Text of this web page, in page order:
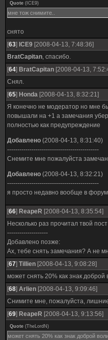
Quote ( ICE9)
мне тож снимите..
снято
[63] ICE9 [2008-04-13, 7:48:36]
BratCapitan, спасибо.
[64] BratCapitan [2008-04-13,
Снял.
[65] Honda [2008-04-13, 8:32:21]
Я конечно не модератор но мне
повышали на +1 а замечания
полностью как предупреждение
Добавлено (2008-04-13, 8:31:40)
---------------------------------------------
Снемите мне пожалуйста
Добавлено (2008-04-13, 8:32:21)
---------------------------------------------
я просто недавно вообще в
[66] ReapeR [2008-04-13, 8:35:54]
Несколько раз прочитал твой
--------------------
Добавлено позже:
Ах, тебе снять замечания? А не
[67] Tillien [2008-04-13, 9:08:28]
может снять 20% как знак
[68] Arlien [2008-04-13, 9:09:46]
Снимите мне, пожалуйста,
[69] ReapeR [2008-04-13, 9:13:56]
Quote (TheLordN )
может снять 20% как знак доброй